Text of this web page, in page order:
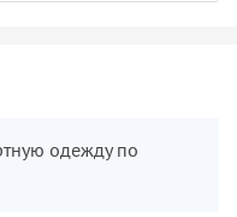
одежду по